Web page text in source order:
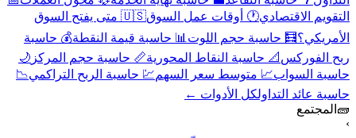
التقويم الاقتصادي🕐 أوقات عمل السوق
🇺🇸 متى يفتح السوق
الأمريكي؟🧮 حاسبة حجم اللوت📊 حاسبة قيمة النقطة💰 حاسبة
ربح الفوركس 📐 حاسبة النقاط المحورية📏 حاسبة حجم المركز 🌙
حاسبة السواب📈 متوسط سعر السهم💹 حاسبة الربح التراكمي 📉
حاسبة عائد التداولكل الأدوات ←
🧱المجتمع